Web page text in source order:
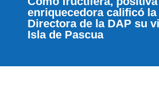
enriquecedora calificó la
Directora de la DAP su
Isla de Pascua